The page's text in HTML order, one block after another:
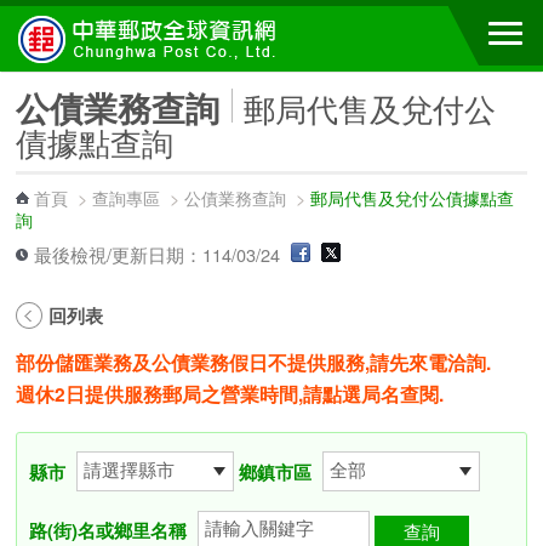
跳到主要內容區塊
公債業務查詢 郵局代售及兌付公
債據點查詢
首頁 >查詢專區 >公債業務查詢 >郵局代售及兌付公債據點查
詢
最後檢視/更新日期：114/03/24
回列表
部份儲匯業務及公債業務假日不提供服務,請先來電洽詢.
週休2日提供服務郵局之營業時間,請點選局名查閱.
縣市 鄉鎮市區
路(街)名或鄉里名稱